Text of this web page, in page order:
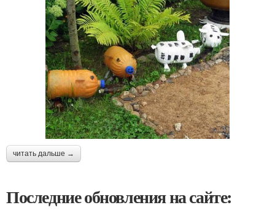
читать дальше →
Последние обновления на сайте: